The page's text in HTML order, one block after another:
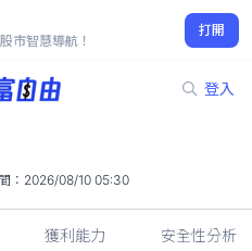
市智慧導航！
打開
登入
-3.7%
： 2026/08/10 05:30
獲利能力 安全性分析